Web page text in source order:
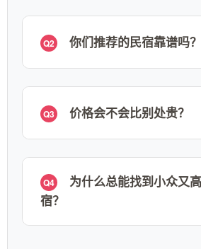
Q2 你们推荐的民宿靠谱吗？
Q3 价格会不会比别处贵？
Q4
为什么总能找到小众又
宿？